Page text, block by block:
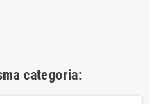
categoria: